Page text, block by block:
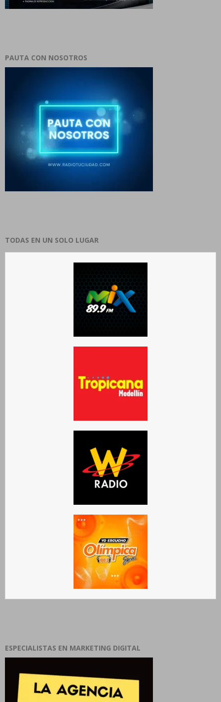
PAUTA CON NOSOTROS
TODAS EN UN SOLO LUGAR
ESPECIALISTAS EN MARKETING DIGITAL